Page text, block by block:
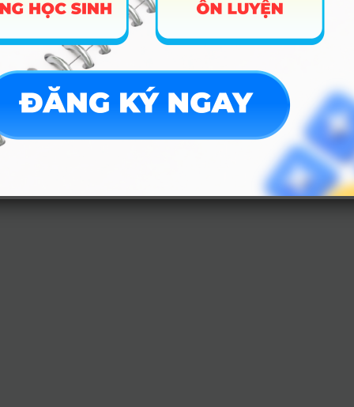
Tin tuyển sinh Đại học
Về chúng tôi
Liên hệ
Điều khoản dịch vụ
Chính sách bảo mật